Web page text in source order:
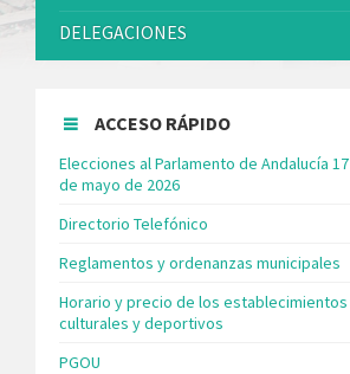
DELEGACIONES
ACCESO RÁPIDO
Elecciones al Parlamento de Andalucía 17
de mayo de 2026
Directorio Telefónico
Reglamentos y ordenanzas municipales
Horario y precio de los establecimientos
culturales y deportivos
PGOU